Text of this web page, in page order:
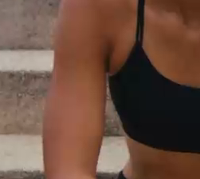
ללמוד
פרונטלי
השכלה גבוהה הפרעות קשב וריכוז